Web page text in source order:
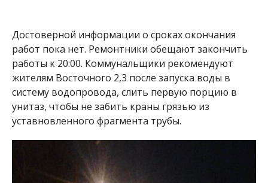
Достоверной информации о сроках окончания
работ пока нет. Ремонтники обещают закончить
работы к 20:00. Коммунальщики рекомендуют
жителям Восточного 2,3 после запуска воды в
систему водопровода, слить первую порцию в
унитаз, чтобы не забить краны грязью из
уставновленного фрагмента трубы.